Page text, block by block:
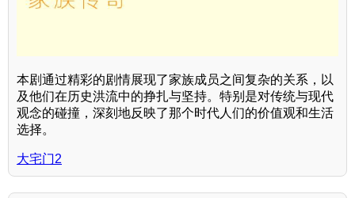
本剧通过精彩的剧情展现了家族成员之间复杂的关系，以
及他们在历史洪流中的挣扎与坚持。特别是对传统与现代
观念的碰撞，深刻地反映了那个时代人们的价值观和生活
选择。
大宅门2